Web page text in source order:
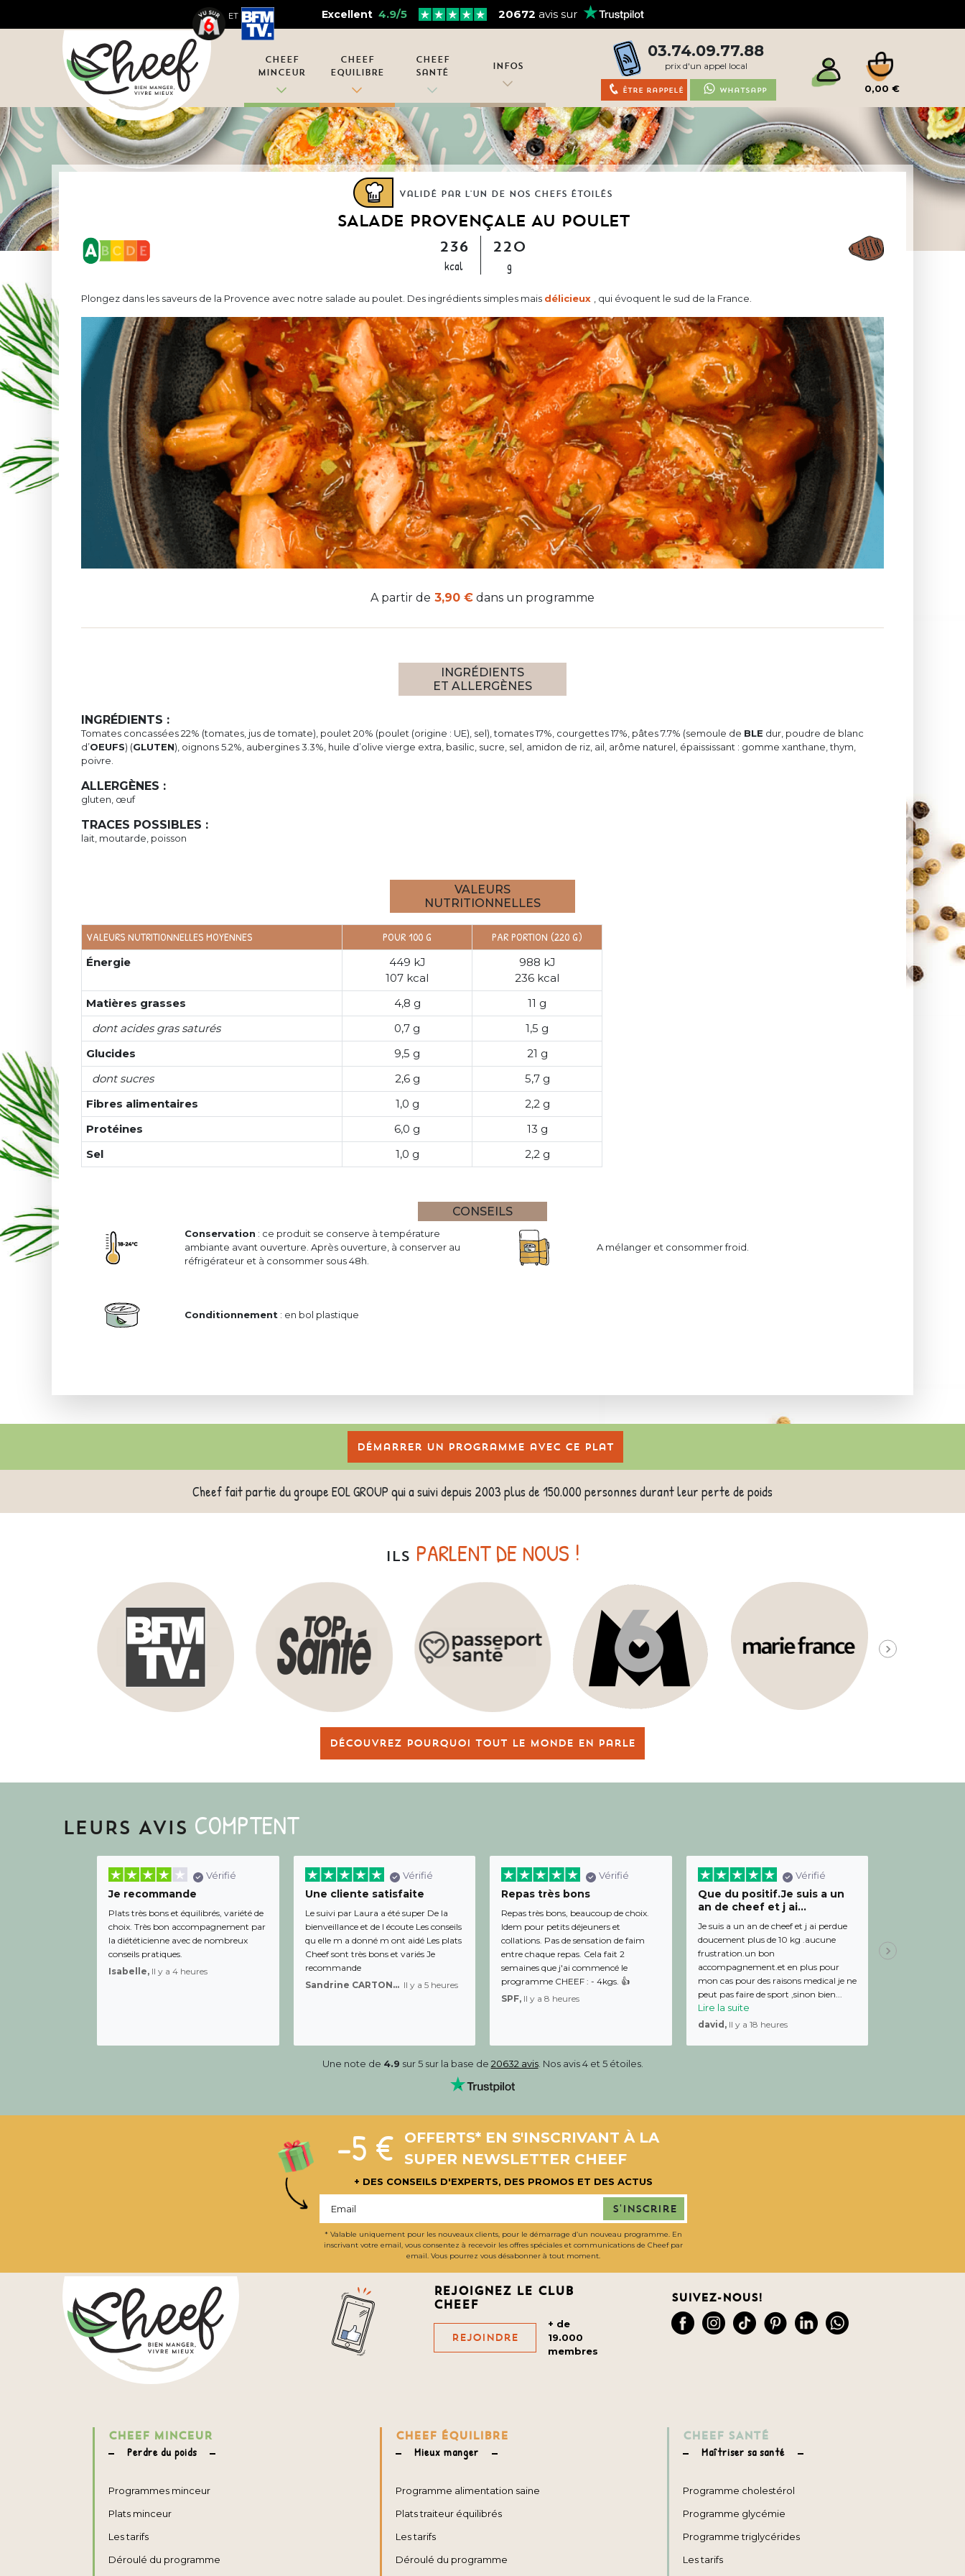
ET Excellent 4.9/5 20672 avis sur
Cheef
Minceur
Cheef
Equilibre
Cheef
Santé
Infos
03.74.09.77.88
prix d'un appel local
Être rappelé Whatsapp 0,00 €
Validé par l'un de nos chefs étoilés
SALADE PROVENÇALE AU POULET
236
kcal
220
g
Plongez dans les saveurs de la Provence avec notre salade au poulet. Des ingrédients simples mais délicieux , qui évoquent le sud de la France.
A partir de 3,90 € dans un programme
INGRÉDIENTS
ET ALLERGÈNES
INGRÉDIENTS :
Tomates concassées 22% (tomates, jus de tomate), poulet 20% (poulet (origine : UE), sel), tomates 17%, courgettes 17%, pâtes 7.7% (semoule de BLE dur, poudre de blanc
d’OEUFS) (GLUTEN), oignons 5.2%, aubergines 3.3%, huile d’olive vierge extra, basilic, sucre, sel, amidon de riz, ail, arôme naturel, épaississant : gomme xanthane, thym,
poivre.
ALLERGÈNES :
gluten, œuf
TRACES POSSIBLES :
lait, moutarde, poisson
VALEURS
NUTRITIONNELLES
VALEURS NUTRITIONNELLES MOYENNES POUR 100 G PAR PORTION (220 G)
Énergie
449 kJ
107 kcal
988 kJ
236 kcal
Matières grasses
4,8 g
11 g
dont acides gras saturés
0,7 g
1,5 g
Glucides
9,5 g
21 g
dont sucres
2,6 g
5,7 g
Fibres alimentaires
1,0 g
2,2 g
Protéines
6,0 g
13 g
Sel
1,0 g 2,2 g
CONSEILS
Conservation : ce produit se conserve à température
ambiante avant ouverture. Après ouverture, à conserver au
réfrigérateur et à consommer sous 48h.
A mélanger et consommer froid.
Conditionnement : en bol plastique
Démarrer un programme avec ce plat
Cheef fait partie du groupe EOL GROUP qui a suivi depuis 2003 plus de 150.000 personnes durant leur perte de poids
ILS PARLENT DE NOUS !
Découvrez pourquoi tout le monde en parle
LEURS AVIS COMPTENT
Vérifié
Je recommande
Plats très bons et équilibrés, variété de
choix. Très bon accompagnement par
la diététicienne avec de nombreux
conseils pratiques.
Isabelle, Il y a 4 heures
Vérifié
Une cliente satisfaite
Le suivi par Laura a été super De la
bienveillance et de l écoute Les conseils
qu elle m a donné m ont aidé Les plats
Cheef sont très bons et variés Je
recommande
Sandrine CARTON-BRACQ, Il y a 5 heures
Vérifié
Repas très bons
Repas très bons, beaucoup de choix.
Idem pour petits déjeuners et
collations. Pas de sensation de faim
entre chaque repas. Cela fait 2
semaines que j'ai commencé le
programme CHEEF : - 4kgs. 👍
SPF, Il y a 8 heures
Vérifié
Que du positif.Je suis a un
an de cheef et j ai...
Je suis a un an de cheef et j ai perdue
doucement plus de 10 kg .aucune
frustration.un bon
accompagnement.et en plus pour
mon cas pour des raisons medical je ne
peut pas faire de sport ,sinon bien...
Lire la suite
david, Il y a 18 heures
Julien,
Une note de 4.9 sur 5 sur la base de 20632 avis. Nos avis 4 et 5 étoiles.
-5 €
OFFERTS* EN S'INSCRIVANT À LA
SUPER NEWSLETTER CHEEF
+ DES CONSEILS D'EXPERTS, DES PROMOS ET DES ACTUS
S'inscrire
* Valable uniquement pour les nouveaux clients, pour le démarrage d’un nouveau programme. En
inscrivant votre email, vous consentez à recevoir les offres spéciales et communications de Cheef par
email. Vous pourrez vous désabonner à tout moment.
Rejoignez le club
cheef
Rejoindre
+ de
19.000
membres
Suivez-nous!
CHEEF MINCEUR
Perdre du poids
Programmes minceur
Plats minceur
Les tarifs
Déroulé du programme
CHEEF ÉQUILIBRE
Mieux manger
Programme alimentation saine
Plats traiteur équilibrés
Les tarifs
Déroulé du programme
CHEEF SANTÉ
Maîtriser sa santé
Programme cholestérol
Programme glycémie
Programme triglycérides
Les tarifs